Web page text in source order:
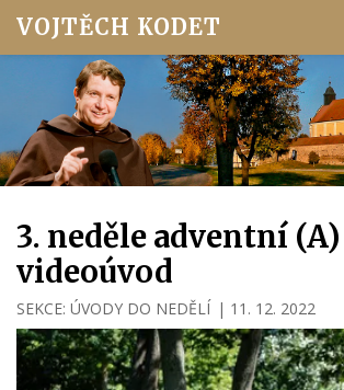
VOJTĚCH KODET
3. neděle adventní
videoúvod
SEKCE: ÚVODY DO NEDĚLÍ | 11. 12. 2022